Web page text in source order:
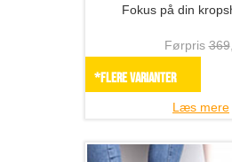
Fokus på din
Førpris369
*Flere varianter
Læs mere